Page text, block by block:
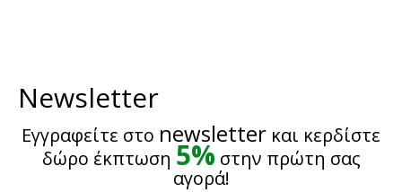
Newsletter
Εγγραφείτε στο newsletter και κερδίστε
δώρο έκπτωση 5% στην πρώτη σας
αγορά!